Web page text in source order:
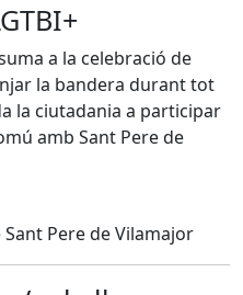
a la celebració de
la bandera durant tot
la ciutadania a participar
amb Sant Pere de
Sant Pere de Vilamajor